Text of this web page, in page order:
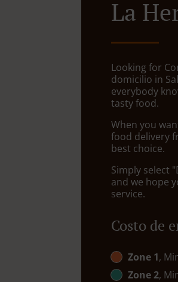
La
Looking for
domicilio in
everybody
tasty food.
When you
food delivery
best choice.
Simply select
and we hope
service.
Costo de
Zone 1,
Zone 2,